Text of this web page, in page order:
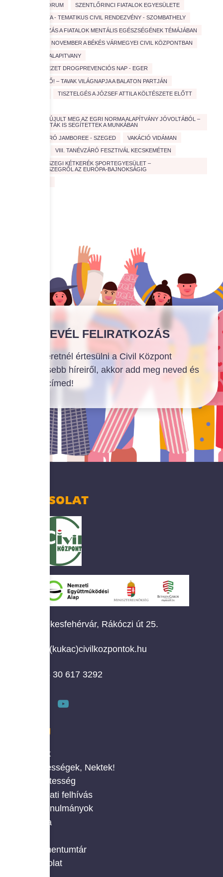
SZAKMAI FORUM SZENTLŐRINCI FIATALOK EGYESÜLETE
SZOCIOSÉTA - TEMATIKUS CIVIL RENDEZVÉNY - SZOMBATHELY
TANÁCSKOZÁS A FIATALOK MENTÁLIS EGÉSZSÉGÉNEK TÉMÁJÁBAN
TARTALMAS NOVEMBER A BÉKÉS VÁRMEGYEI CIVIL KÖZPONTBAN
TESZ VESZ ALAPITVANY
TISZTA ÉLVEZET DROGPREVENCIÓS NAP - EGER
TISZTA JÖVŐ! – TAVAK VILÁGNAPJA A BALATON PARTJÁN
TISZTELGÉS A JÓZSEF ATTILA KÖLTÉSZETE ELŐTT
ÚJABB PAD ÚJULT MEG AZ EGRI NORMA ALAPÍTVÁNY JÓVOLTÁBÓL –
EGYETEMISTÁK IS SEGÍTETTEK A MUNKÁBAN
V. TANÉVZÁRÓ JAMBOREE - SZEGED VAKÁCIÓ VIDÁMAN
VIII. TANÉVZÁRÓ FESZTIVÁL KECSKEMÉTEN
ZALAEGERSZEGI KÉTKERÉK SPORTEGYESÜLET –
ZALAEGERSZEGRŐL AZ EURÓPA-BAJNOKSÁGIG
HÍRLEVÉL FELIRATKOZÁS
Ha szeretnél értesülni a Civil Központ
legfrissebb híreiről, akkor add meg neved és
email címed!
KAPCSOLAT
Székesfehérvár, Rákóczi út 25.
info(kukac)civilkozpontok.hu
+36 30 617 3292
MENÜ
Rólunk
Érdekességek, Nektek!
Önkéntesség
Pályázati felhívás
Civil tanulmányok
Galéria
Dokumentumtár
Kapcsolat